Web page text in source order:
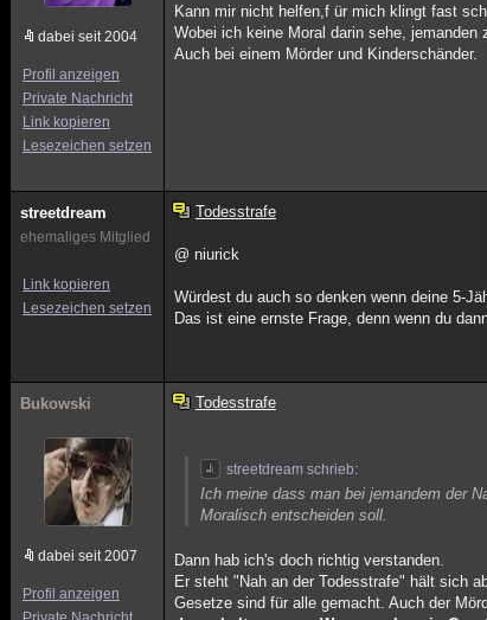
dabei seit 2004
Profil anzeigen
Private Nachricht
Link kopieren
Lesezeichen setzen
Kann mir nicht helfen,f ür mich klingt fast
Wobei ich keine Moral darin sehe, jemanden
Auch bei einem Mörder und Kinderschänder.
streetdream
ehemaliges Mitglied
Link kopieren
Lesezeichen setzen
Todesstrafe
@ niurick
Würdest du auch so denken wenn deine 5-
Das ist eine ernste Frage, denn wenn du
Bukowski
dabei seit 2007
Profil anzeigen
Todesstrafe
streetdream schrieb:
Ich meine dass man bei jemandem der
Moralisch entscheiden soll.
Dann hab ich's doch richtig verstanden.
Er steht "Nah an der Todesstrafe" hält sich
Gesetze sind für alle gemacht. Auch der